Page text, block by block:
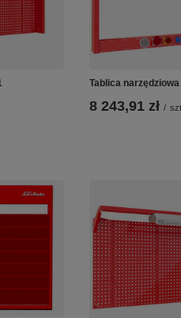
Tablica
8 243,91 zł / szt.